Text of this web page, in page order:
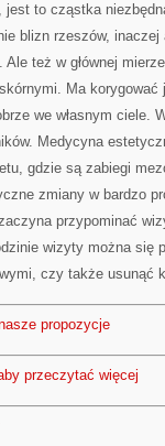
jest to cząstka
blizn rzeszów,
Ale też w głównej
skórnymi. Ma
we własnym ciele.
Medycyna
gdzie są zabiegi
zmiany w bardzo
przypominać
wizyty można się
czy także usunąć
propozycje
przeczytać więcej